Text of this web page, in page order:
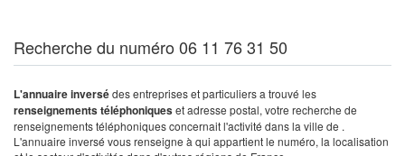
Recherche du numéro 06 11 76 31 50
L'annuaire inversédes entreprises et particuliers a trouvé les
renseignements téléphoniqueset adresse postal, votre recherche de
renseignements téléphoniques concernait l'activité dans la ville de .
L'annuaire inversé vous renseigne à qui appartient le numéro, la localisation